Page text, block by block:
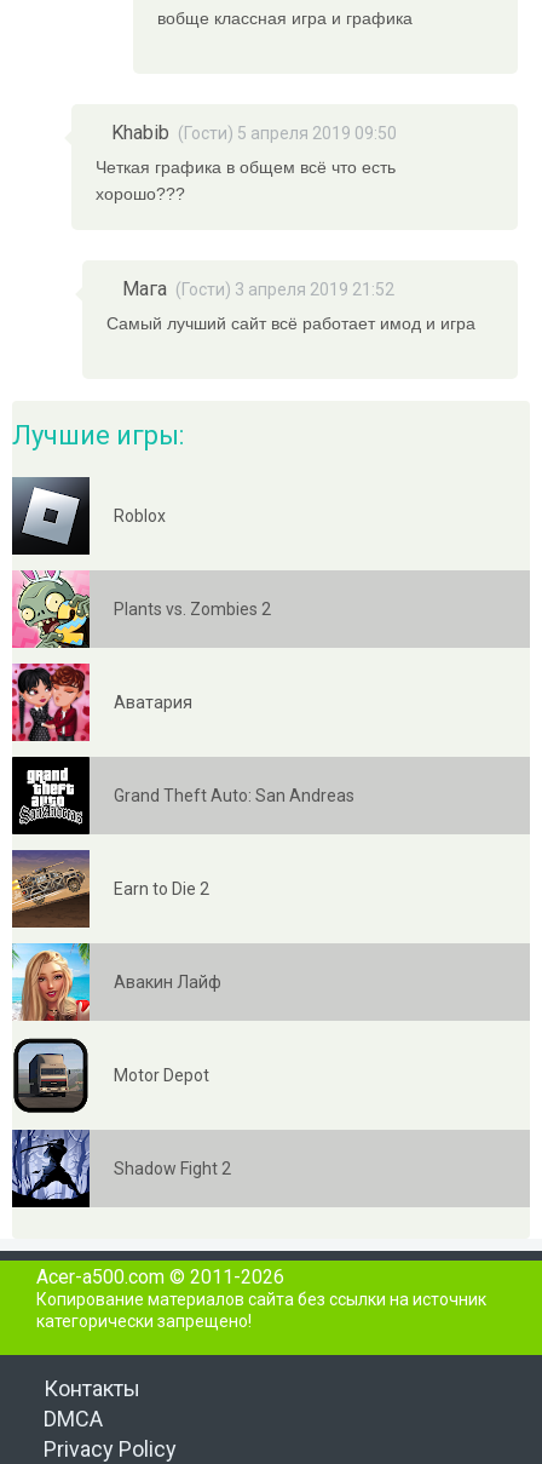
вобще классная игра и графика
Khabib (Гости) 5 апреля 2019 09:50
Четкая графика в общем всё что есть
хорошо???
Мага (Гости) 3 апреля 2019 21:52
Самый лучший сайт всё работает имод и игра
Лучшие игры:
Roblox
Plants vs. Zombies 2
Аватария
Grand Theft Auto: San Andreas
Earn to Die 2
Авакин Лайф
Motor Depot
Shadow Fight 2
Acer-a500.com © 2011-2026
Копирование материалов сайта без ссылки на источник
категорически запрещено!
Контакты
DMCA
Privacy Policy